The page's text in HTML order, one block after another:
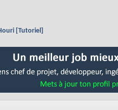
[Tutoriel]